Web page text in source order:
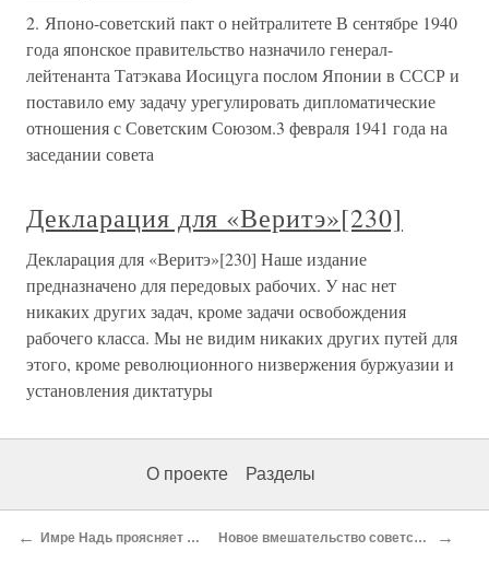
2. Японо-советский пакт о нейтралитете В сентябре 1940
года японское правительство назначило генерал-
лейтенанта Татэкава Иосицуга послом Японии в СССР и
поставило ему задачу урегулировать дипломатические
отношения с Советским Союзом.3 февраля 1941 года на
заседании совета
Декларация для «Веритэ»[230]
Декларация для «Веритэ»[230] Наше издание
предназначено для передовых рабочих. У нас нет
никаких других задач, кроме задачи освобождения
рабочего класса. Мы не видим никаких других путей для
этого, кроме революционного низвержения буржуазии и
установления диктатуры
О проекте Разделы
← Имре Надь проясняет позицию Новое вмешательство советских войск →